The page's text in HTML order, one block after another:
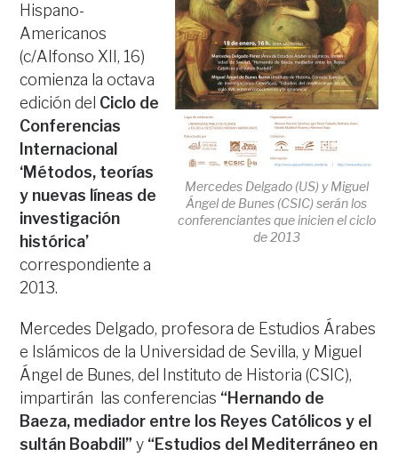
Mercedes Delgado (US) y Miguel
Ángel de Bunes (CSIC) serán los
conferenciantes que inicien el ciclo
de 2013
Hispano-
Americanos
(c/Alfonso XII, 16)
comienza la octava
edición del Ciclo de
Conferencias
Internacional
‘Métodos, teorías
y nuevas líneas de
investigación
histórica’
correspondiente a
2013.
Mercedes Delgado, profesora de Estudios Árabes
e Islámicos de la Universidad de Sevilla, y Miguel
Ángel de Bunes, del Instituto de Historia (CSIC),
impartirán las conferencias “Hernando de
Baeza, mediador entre los Reyes Católicos y el
sultán Boabdil” y “Estudios del Mediterráneo en